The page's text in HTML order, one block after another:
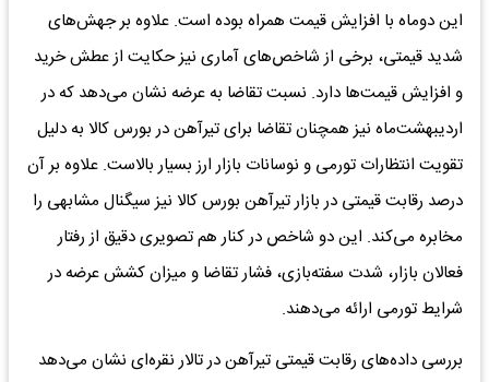
این دوماه با افزایش قیمت همراه بوده است. علاوه بر جهش‌های
شدید قیمتی، برخی از شاخص‌های آماری نیز حکایت از عطش خرید
و افزایش قیمت‌ها دارد. نسبت تقاضا به عرضه نشان می‌دهد که در
اردیبهشت‌ماه نیز همچنان تقاضا برای تیرآهن در بورس کالا به دلیل
تقویت انتظارات تورمی و نوسانات بازار ارز بسیار بالاست. علاوه بر آن
درصد رقابت قیمتی در بازار تیرآهن بورس کالا نیز سیگنال مشابهی را
مخابره می‌کند. این دو شاخص در کنار هم تصویری دقیق از رفتار
فعالان بازار، شدت سفته‌بازی، فشار تقاضا و میزان کشش عرضه در
شرایط تورمی ارائه می‌دهند.
بررسی داده‌های رقابت قیمتی تیرآهن در تالار نقره‌‌ای نشان می‌دهد